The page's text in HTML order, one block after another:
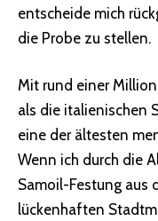
entscheide mich
die Probe zu stellen.
Mit rund einer
als die italienischen
eine der ältesten
Wenn ich durch die
Samoil-Festung aus
lückenhaften